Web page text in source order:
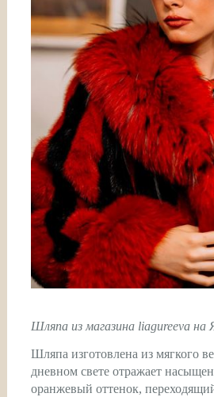
Шляпа из магазина liagureeva
Шляпа изготовлена из мягкого
дневном свете отражает
оранжевый оттенок,